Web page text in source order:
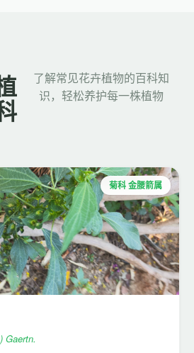
了解常见花卉植物的百科知
识，轻松养护每一株植物
菊科 金腰箭属
Gaertn.